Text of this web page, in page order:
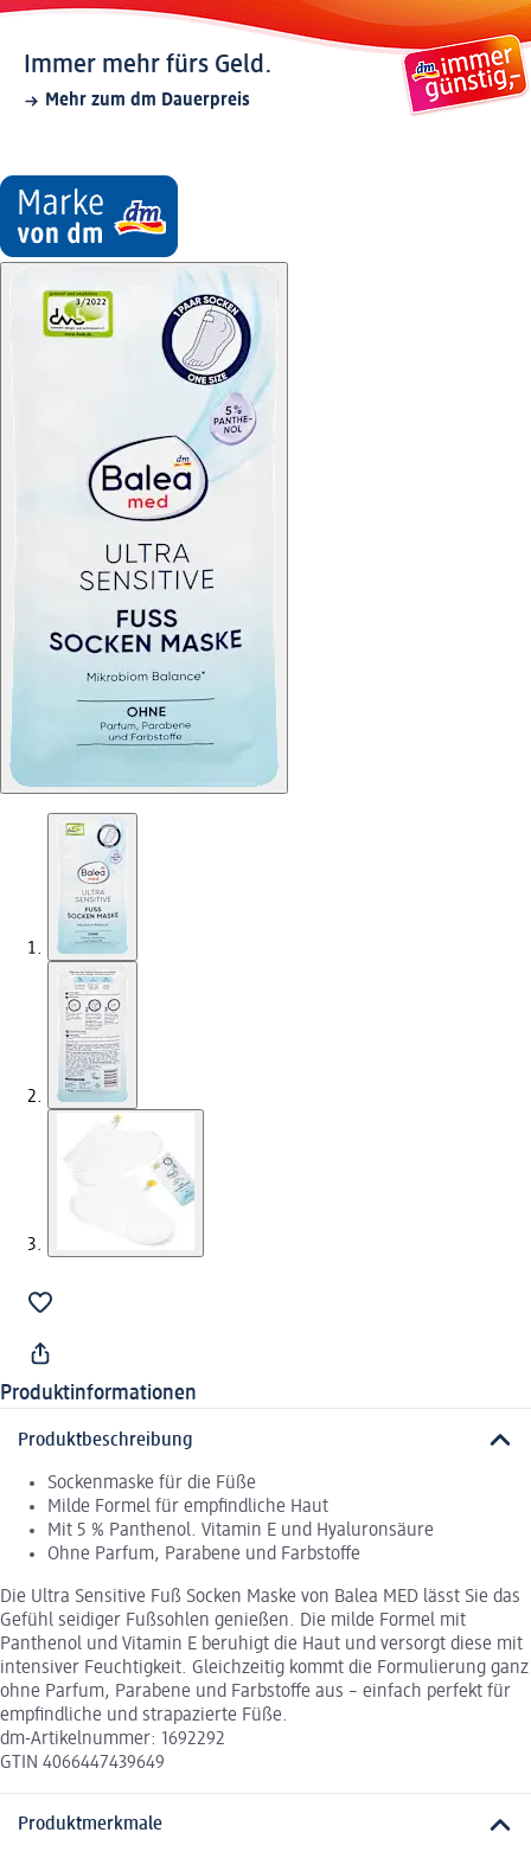
Immer mehr fürs Geld.
Mehr zum dm Dauerpreis
Produktinformationen
Produktbeschreibung
Sockenmaske für die Füße
Milde Formel für empfindliche Haut
Mit 5 % Panthenol. Vitamin E und Hyaluronsäure
Ohne Parfum, Parabene und Farbstoffe
Die Ultra Sensitive Fuß Socken Maske von Balea MED lässt Sie das
Gefühl seidiger Fußsohlen genießen. Die milde Formel mit
Panthenol und Vitamin E beruhigt die Haut und versorgt diese mit
intensiver Feuchtigkeit. Gleichzeitig kommt die Formulierung ganz
ohne Parfum, Parabene und Farbstoffe aus – einfach perfekt für
empfindliche und strapazierte Füße.
dm-Artikelnummer: 1692292
GTIN 4066447439649
Produktmerkmale